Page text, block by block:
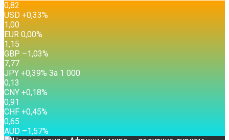
0,82
USD +0,33%
1,00
EUR 0,00%
1,15
GBP –1,03%
7,77
JPY +0,39% За 1 000
0,13
CNY +0,18%
0,91
CHF +0,45%
0,65
AUD –1,57%